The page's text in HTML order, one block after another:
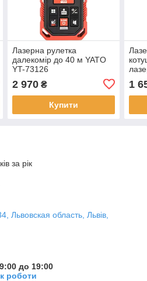
Лазерна рулетка
далекомір до 40 м YATO
YT-73126
2 970₴
Купити
1
за рік
Львовская область, Львів,
до 19:00
роботи